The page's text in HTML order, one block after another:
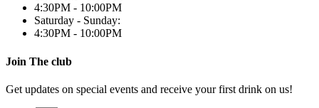
4:30PM - 10:00PM
Saturday - Sunday:
4:30PM - 10:00PM
Join The club
Get updates on special events and receive your first drink on us!